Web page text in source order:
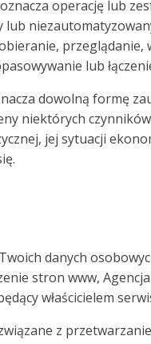
oznacza operację lub
lub
lub
dowolną formę
niektórych
jej sytuacji
danych
stron www, Agencja
właścicielem
z